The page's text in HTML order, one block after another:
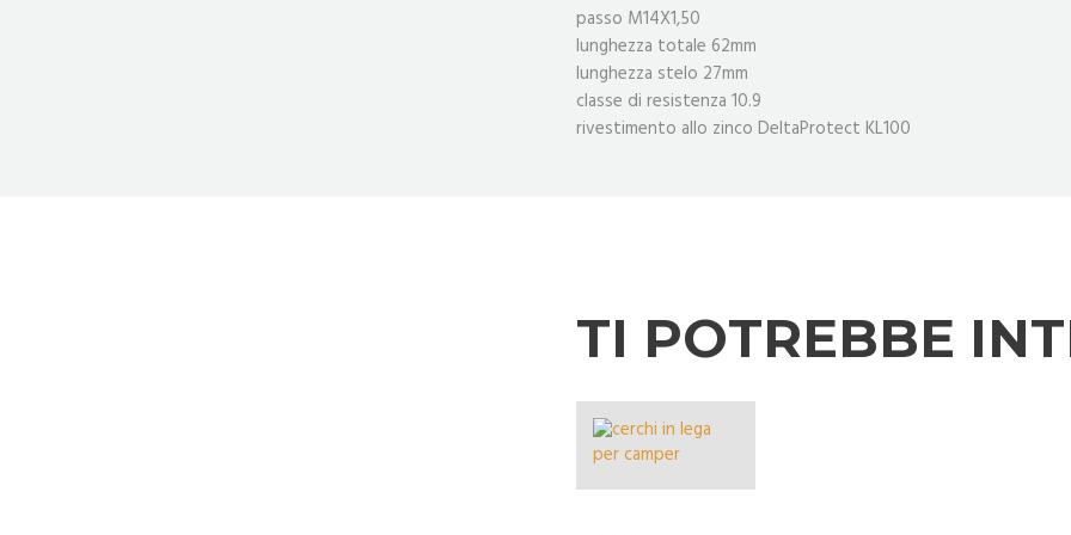
passo M14X1,50
lunghezza totale 62mm
lunghezza stelo 27mm
classe di resistenza 10.9
rivestimento allo zinco DeltaProtect KL100
TI POTREBBE